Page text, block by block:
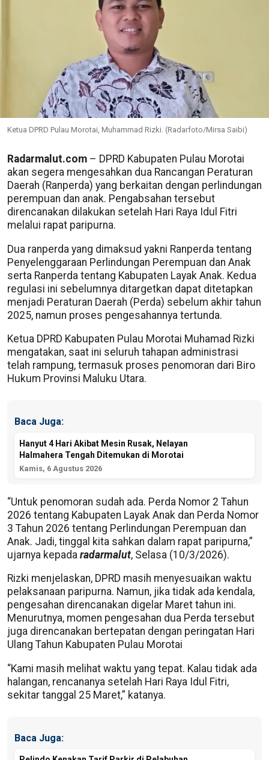
Ketua DPRD Pulau Morotai, Muhammad Rizki. (Radarfoto/Mirsa Saibi)
Radarmalut.com – DPRD Kabupaten Pulau Morotai
akan segera mengesahkan dua Rancangan Peraturan
Daerah (Ranperda) yang berkaitan dengan perlindungan
perempuan dan anak. Pengabsahan tersebut
direncanakan dilakukan setelah Hari Raya Idul Fitri
melalui rapat paripurna.
Dua ranperda yang dimaksud yakni Ranperda tentang
Penyelenggaraan Perlindungan Perempuan dan Anak
serta Ranperda tentang Kabupaten Layak Anak. Kedua
regulasi ini sebelumnya ditargetkan dapat ditetapkan
menjadi Peraturan Daerah (Perda) sebelum akhir tahun
2025, namun proses pengesahannya tertunda.
Ketua DPRD Kabupaten Pulau Morotai Muhamad Rizki
mengatakan, saat ini seluruh tahapan administrasi
telah rampung, termasuk proses penomoran dari Biro
Hukum Provinsi Maluku Utara.
Baca Juga:
Hanyut 4 Hari Akibat Mesin Rusak, Nelayan
Halmahera Tengah Ditemukan di Morotai
Kamis, 6 Agustus 2026
“Untuk penomoran sudah ada. Perda Nomor 2 Tahun
2026 tentang Kabupaten Layak Anak dan Perda Nomor
3 Tahun 2026 tentang Perlindungan Perempuan dan
Anak. Jadi, tinggal kita sahkan dalam rapat paripurna,”
ujarnya kepada radarmalut, Selasa (10/3/2026).
Rizki menjelaskan, DPRD masih menyesuaikan waktu
pelaksanaan paripurna. Namun, jika tidak ada kendala,
pengesahan direncanakan digelar Maret tahun ini.
Menurutnya, momen pengesahan dua Perda tersebut
juga direncanakan bertepatan dengan peringatan Hari
Ulang Tahun Kabupaten Pulau Morotai
“Kami masih melihat waktu yang tepat. Kalau tidak ada
halangan, rencananya setelah Hari Raya Idul Fitri,
sekitar tanggal 25 Maret,” katanya.
Baca Juga: